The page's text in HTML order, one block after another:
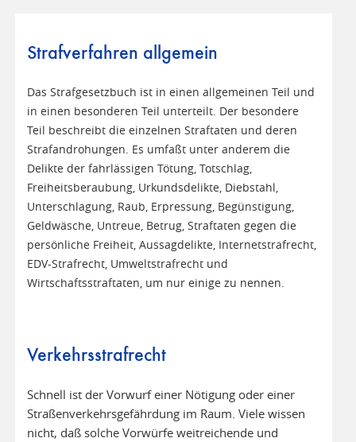
Strafverfahren allgemein
Das Strafgesetzbuch ist in einen allgemeinen Teil und
in einen besonderen Teil unterteilt. Der besondere
Teil beschreibt die einzelnen Straftaten und deren
Strafandrohungen. Es umfaßt unter anderem die
Delikte der fahrlässigen Tötung, Totschlag,
Freiheitsberaubung, Urkundsdelikte, Diebstahl,
Unterschlagung, Raub, Erpressung, Begünstigung,
Geldwäsche, Untreue, Betrug, Straftaten gegen die
persönliche Freiheit, Aussagdelikte, Internetstrafrecht,
EDV-Strafrecht, Umweltstrafrecht und
Wirtschaftsstraftaten, um nur einige zu nennen.
Verkehrsstrafrecht
Schnell ist der Vorwurf einer Nötigung oder einer
Straßenverkehrsgefährdung im Raum. Viele wissen
nicht, daß solche Vorwürfe weitreichende und